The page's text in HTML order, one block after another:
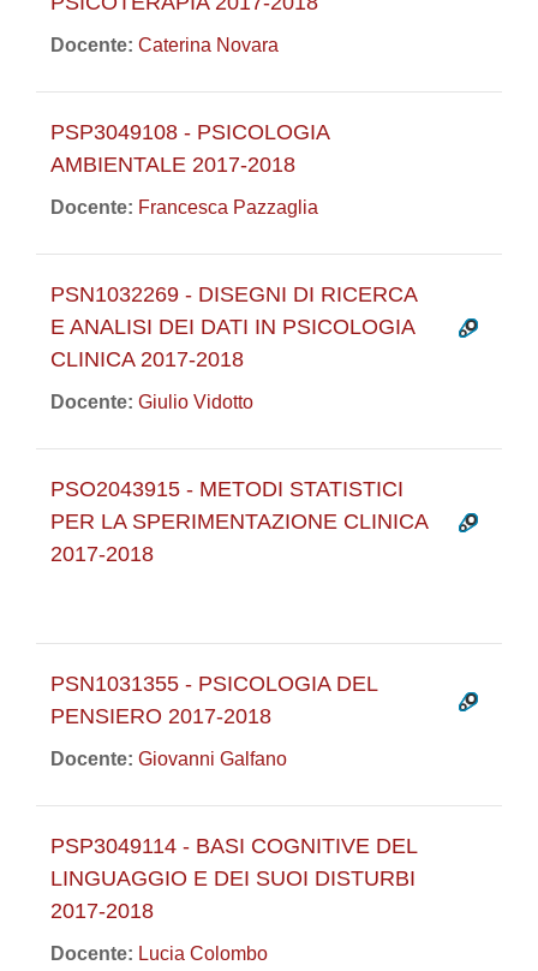
Docente: Caterina Novara
PSP3049108 - PSICOLOGIA
AMBIENTALE 2017-2018
Docente: Francesca Pazzaglia
PSN1032269 - DISEGNI DI RICERCA
E ANALISI DEI DATI IN PSICOLOGIA
CLINICA 2017-2018
Docente: Giulio Vidotto
PSO2043915 - METODI STATISTICI
PER LA SPERIMENTAZIONE CLINICA
2017-2018
PSN1031355 - PSICOLOGIA DEL
PENSIERO 2017-2018
Docente: Giovanni Galfano
PSP3049114 - BASI COGNITIVE DEL
LINGUAGGIO E DEI SUOI DISTURBI
2017-2018
Docente: Lucia Colombo